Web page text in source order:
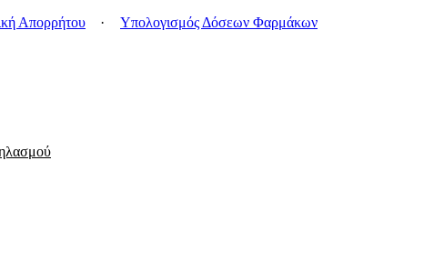
Απορρήτου ·
Υπολογισμός Δόσεων Φαρμάκων